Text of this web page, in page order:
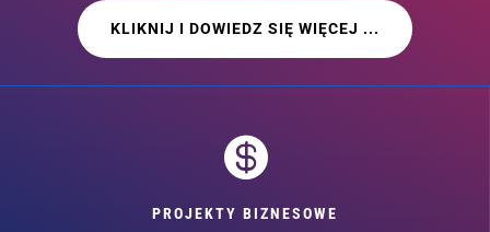
KLIKNIJ I DOWIEDZ SIĘ WIĘCEJ ...

PROJEKTY BIZNESOWE